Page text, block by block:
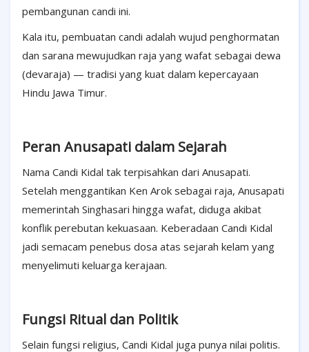
pembangunan candi ini.
Kala itu, pembuatan candi adalah wujud penghormatan
dan sarana mewujudkan raja yang wafat sebagai dewa
(devaraja) — tradisi yang kuat dalam kepercayaan
Hindu Jawa Timur.
Peran Anusapati dalam Sejarah
Nama Candi Kidal tak terpisahkan dari Anusapati.
Setelah menggantikan Ken Arok sebagai raja, Anusapati
memerintah Singhasari hingga wafat, diduga akibat
konflik perebutan kekuasaan. Keberadaan Candi Kidal
jadi semacam penebus dosa atas sejarah kelam yang
menyelimuti keluarga kerajaan.
Fungsi Ritual dan Politik
Selain fungsi religius, Candi Kidal juga punya nilai politis.